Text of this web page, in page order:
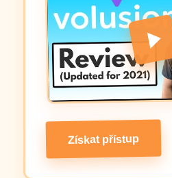
Získat přístup